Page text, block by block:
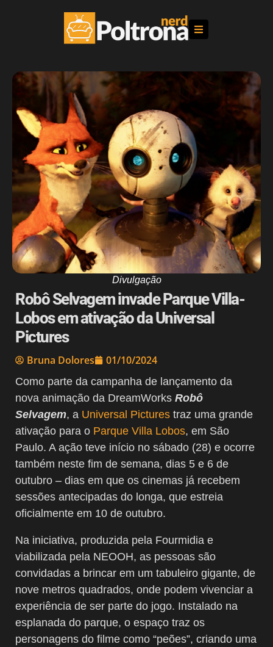
Divulgação
Robô Selvagem invade Parque Villa-
Lobos em ativação da Universal
Pictures
Bruna Dolores 01/10/2024
Como parte da campanha de lançamento da
nova animação da DreamWorks Robô
Selvagem, a Universal Pictures traz uma grande
ativação para o Parque Villa Lobos, em São
Paulo. A ação teve início no sábado (28) e ocorre
também neste fim de semana, dias 5 e 6 de
outubro – dias em que os cinemas já recebem
sessões antecipadas do longa, que estreia
oficialmente em 10 de outubro.
Na iniciativa, produzida pela Fourmidia e
viabilizada pela NEOOH, as pessoas são
convidadas a brincar em um tabuleiro gigante, de
nove metros quadrados, onde podem vivenciar a
experiência de ser parte do jogo. Instalado na
esplanada do parque, o espaço traz os
personagens do filme como “peões”, criando uma